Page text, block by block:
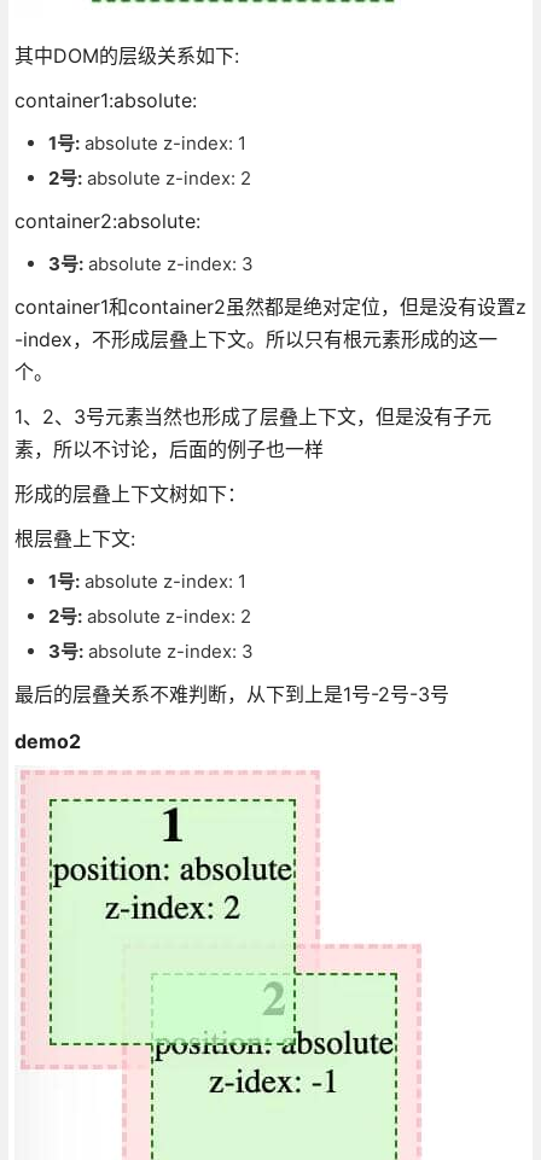
其中DOM的层级关系如下:
container1:absolute:
1号:absolute z-index: 1
2号:absolute z-index: 2
container2:absolute:
3号:absolute z-index: 3
container1和container2虽然都是绝对定位，但是没有设置z
-index，不形成层叠上下文。所以只有根元素形成的这一
个。
1、2、3号元素当然也形成了层叠上下文，但是没有子元
素，所以不讨论，后面的例子也一样
形成的层叠上下文树如下：
根层叠上下文:
1号:absolute z-index: 1
2号:absolute z-index: 2
3号:absolute z-index: 3
最后的层叠关系不难判断，从下到上是1号-2号-3号
demo2